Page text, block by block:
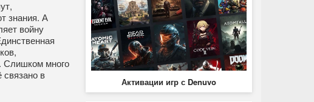
знания. А
войну
Слишком много
в
Активации игр с Denuvo